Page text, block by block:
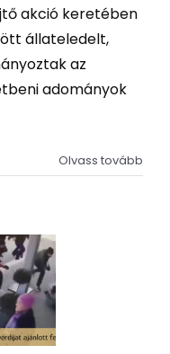
akció keretében
állateledelt,
az
adományok
Olvass tovább